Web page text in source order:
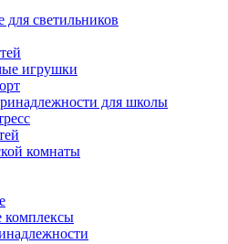
светильников
игрушки
для школы
комнаты
комплексы